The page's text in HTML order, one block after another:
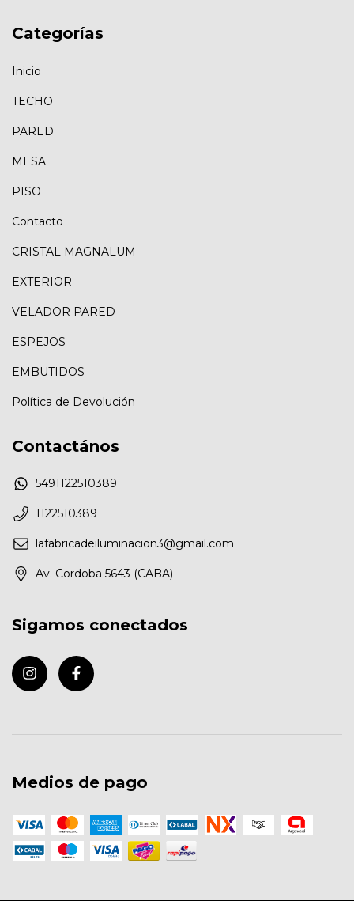
Categorías
Inicio
TECHO
PARED
MESA
PISO
Contacto
CRISTAL MAGNALUM
EXTERIOR
VELADOR PARED
ESPEJOS
EMBUTIDOS
Política de Devolución
Contactános
5491122510389
1122510389
lafabricadeiluminacion3@gmail.com
Av. Cordoba 5643 (CABA)
Sigamos conectados
Medios de pago